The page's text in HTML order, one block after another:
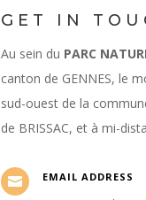
GET IN
Au sein du PARC
canton de GENNES, le
sud-ouest de la
de BRISSAC, et à mi-
 EMAIL ADDRESS